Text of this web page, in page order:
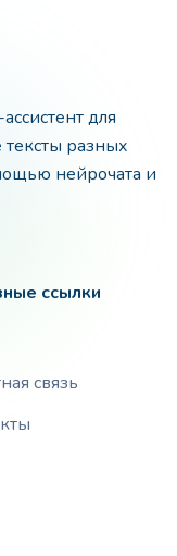
для
тексты разных
нейрочата и
ссылки
связь